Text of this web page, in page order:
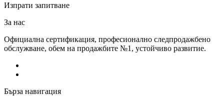
Изпрати запитване
За нас
Официална сертификация, професионално следпродажбено
обслужване, обем на продажбите №1, устойчиво развитие.
Бърза навигация